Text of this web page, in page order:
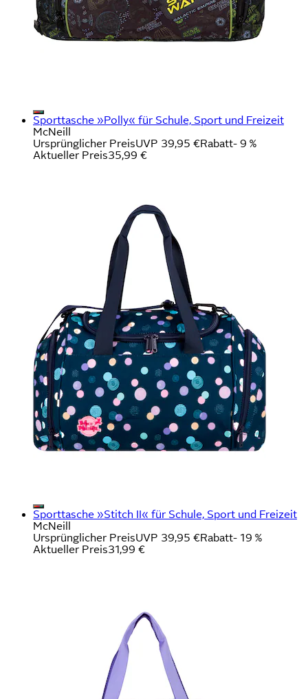
Sporttasche »Polly« für Schule, Sport und Freizeit
McNeill
Ursprünglicher PreisUVP 39,95 €Rabatt- 9 %
Aktueller Preis35,99 €
Sporttasche »Stitch II« für Schule, Sport und Freizeit
McNeill
Ursprünglicher PreisUVP 39,95 €Rabatt- 19 %
Aktueller Preis31,99 €